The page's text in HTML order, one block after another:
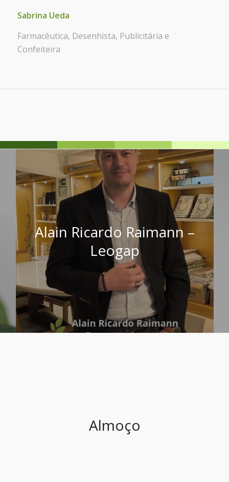
Sabrina Ueda
Farmacêutica, Desenhista, Publicitária e
Confeiteira
Alain Ricardo Raimann –
Leogap
Almoço